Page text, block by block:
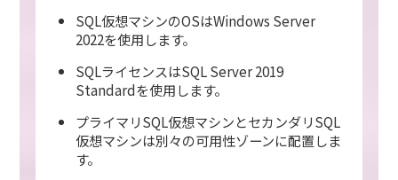
SQL仮想マシンのOSはWindows Server
2022を使用します。
SQLライセンスはSQL Server 2019
Standardを使用します。
プライマリSQL仮想マシンとセカンダリSQL
仮想マシンは別々の可用性ゾーンに配置しま
す。